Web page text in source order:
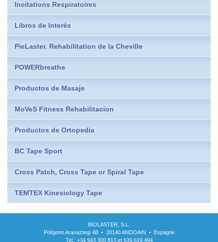
Incitations Respiratoires
Libros de Interés
PieLaster. Rehabilitation de la Cheville
POWERbreathe
Productos de Masaje
MoVeS Fitness Rehabilitacion
Productos de Ortopedia
BC Tape Sport
Cross Patch, Cross Tape or Spiral Tape
TEMTEX Kinesiology Tape
BIOLASTER, S.L.
Polígono Aranaztegi 4B • 20140 ANDOAIN • Espagne
Tel.: +34 943 300 813 et 639 619 494